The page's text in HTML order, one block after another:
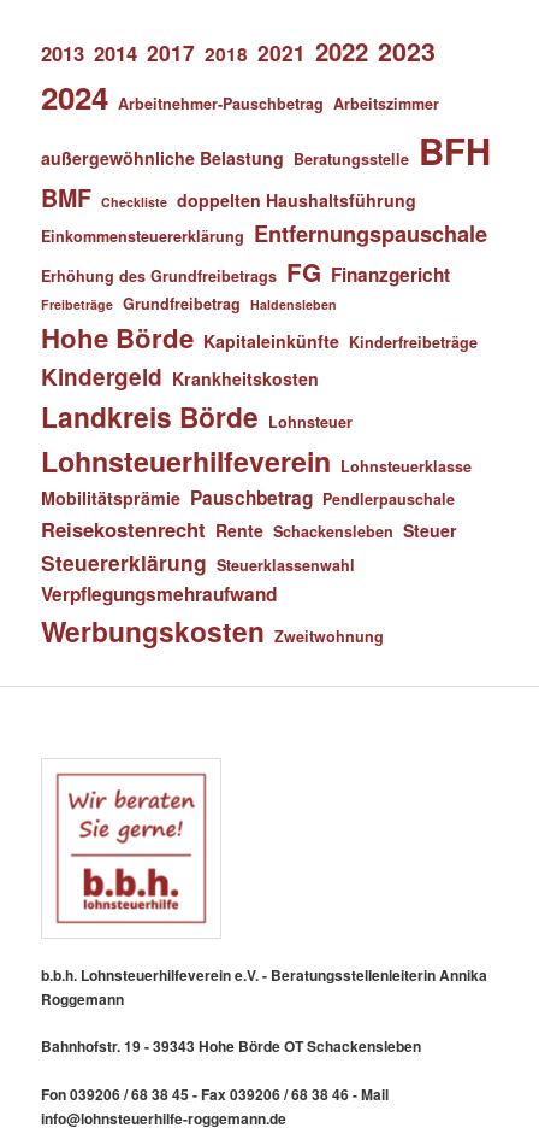
2013 2014 2017 2018 2021 2022 2023
2024 Arbeitnehmer-Pauschbetrag Arbeitszimmer
außergewöhnliche Belastung Beratungsstelle BFH
BMF Checkliste doppelten Haushaltsführung
Einkommensteuererklärung Entfernungspauschale
Erhöhung des Grundfreibetrags FG Finanzgericht
Freibeträge Grundfreibetrag Haldensleben
Hohe Börde Kapitaleinkünfte Kinderfreibeträge
Kindergeld Krankheitskosten
Landkreis Börde Lohnsteuer
Lohnsteuerhilfeverein Lohnsteuerklasse
Mobilitätsprämie Pauschbetrag Pendlerpauschale
Reisekostenrecht Rente Schackensleben Steuer
Steuererklärung Steuerklassenwahl
Verpflegungsmehraufwand
Werbungskosten Zweitwohnung
b.b.h. Lohnsteuerhilfeverein e.V. - Beratungsstellenleiterin Annika
Roggemann
Bahnhofstr. 19 - 39343 Hohe Börde OT Schackensleben
Fon 039206 / 68 38 45 - Fax 039206 / 68 38 46 - Mail
info@lohnsteuerhilfe-roggemann.de